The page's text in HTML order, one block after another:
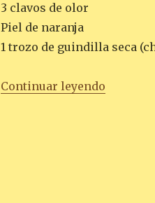
3 clavos de olor
Piel de naranja
1 trozo de guindilla seca
Continuar leyendo